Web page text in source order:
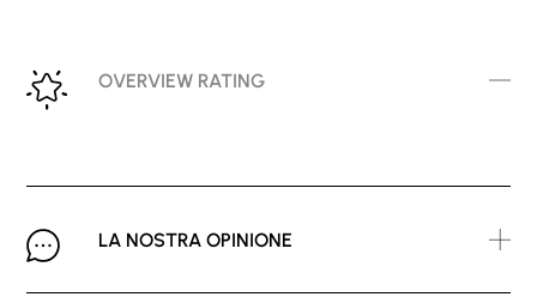
OVERVIEW RATING
LA NOSTRA OPINIONE